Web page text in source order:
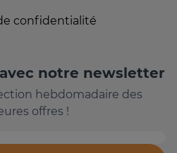
confidentialité
notre newsletter
hebdomadaire des
offres !